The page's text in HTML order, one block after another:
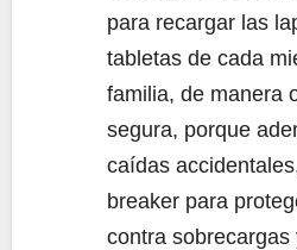
para recargar las
tabletas de cada
familia, de manera
segura, porque
caídas
breaker para
contra sobrecargas